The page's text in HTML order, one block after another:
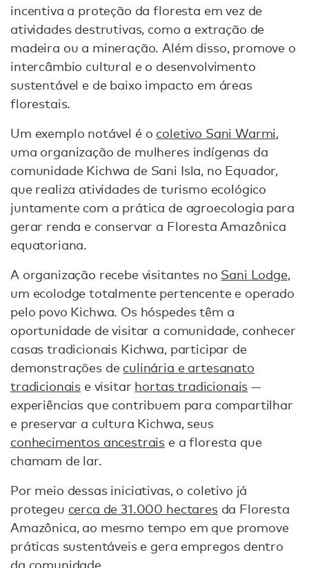
incentiva a proteção da floresta em vez de
atividades destrutivas, como a extração de
madeira ou a mineração. Além disso, promove o
intercâmbio cultural e o desenvolvimento
sustentável e de baixo impacto em áreas
florestais.
Um exemplo notável é o coletivo Sani Warmi,
uma organização de mulheres indígenas da
comunidade Kichwa de Sani Isla, no Equador,
que realiza atividades de turismo ecológico
juntamente com a prática de agroecologia para
gerar renda e conservar a Floresta Amazônica
equatoriana.
A organização recebe visitantes no Sani Lodge,
um ecolodge totalmente pertencente e operado
pelo povo Kichwa. Os hóspedes têm a
oportunidade de visitar a comunidade, conhecer
casas tradicionais Kichwa, participar de
demonstrações de culinária e artesanato
tradicionais e visitar hortas tradicionais —
experiências que contribuem para compartilhar
e preservar a cultura Kichwa, seus
conhecimentos ancestrais e a floresta que
chamam de lar.
Por meio dessas iniciativas, o coletivo já
protegeu cerca de 31.000 hectaresda Floresta
Amazônica, ao mesmo tempo em que promove
práticas sustentáveis e gera empregos dentro
da comunidade.